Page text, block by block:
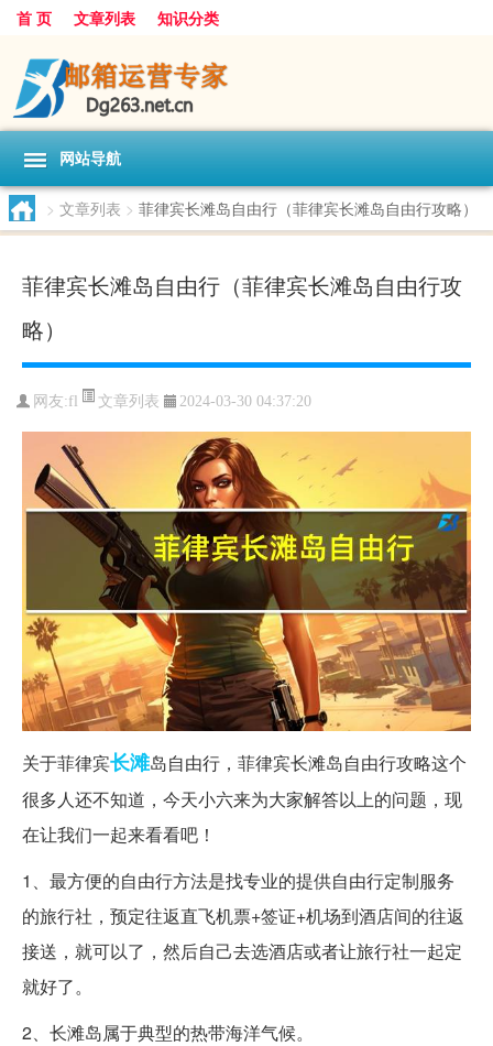
首 页 文章列表 知识分类
网站导航
> 文章列表 > 菲律宾长滩岛自由行（菲律宾长滩岛自由行攻略）
菲律宾长滩岛自由行（菲律宾长滩岛自由行攻
略）
网友:fl 文章列表 2024-03-30 04:37:20
关于菲律宾长滩岛自由行，菲律宾长滩岛自由行攻略这个
很多人还不知道，今天小六来为大家解答以上的问题，现
在让我们一起来看看吧！
1、最方便的自由行方法是找专业的提供自由行定制服务
的旅行社，预定往返直飞机票+签证+机场到酒店间的往返
接送，就可以了，然后自己去选酒店或者让旅行社一起定
就好了。
2、长滩岛属于典型的热带海洋气候。